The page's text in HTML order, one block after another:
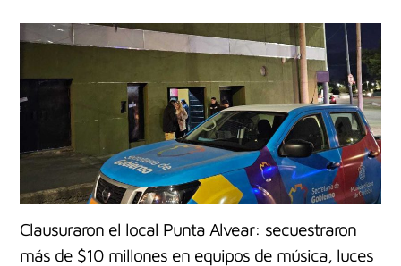
Clausuraron el local Punta Alvear: secuestraron
más de $10 millones en equipos de música, luces